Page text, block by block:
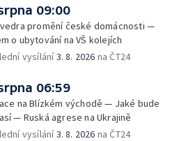
09:00
promění české domácnosti —
o ubytování na VŠ kolejích
vysílání3. 8. 2026 na ČT24
06:59
na Blízkém východě — Jaké bude
— Ruská agrese na Ukrajině
vysílání3. 8. 2026 na ČT24